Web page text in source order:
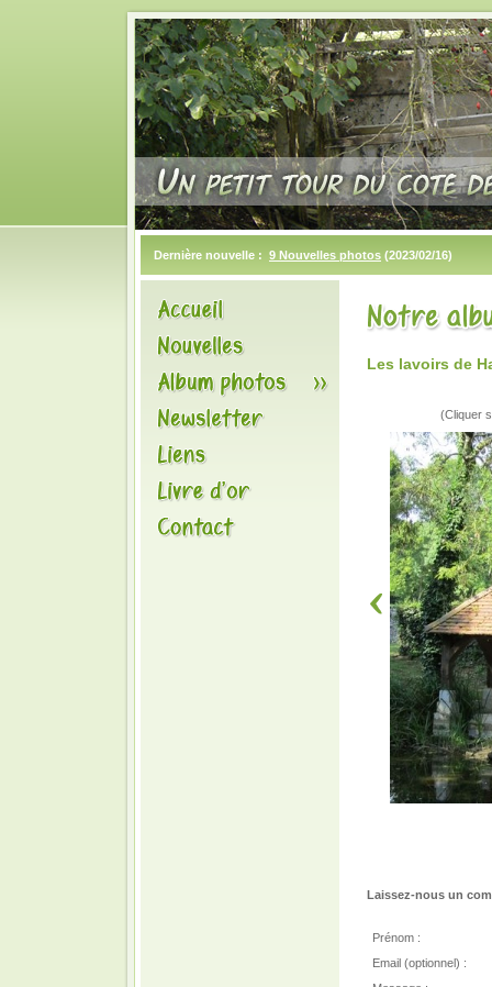
Dernière nouvelle : 9 Nouvelles photos (2023/02/16)
Les lavoirs de
(Cliquer
Laissez-nous un
Prénom :
Email (optionnel) :